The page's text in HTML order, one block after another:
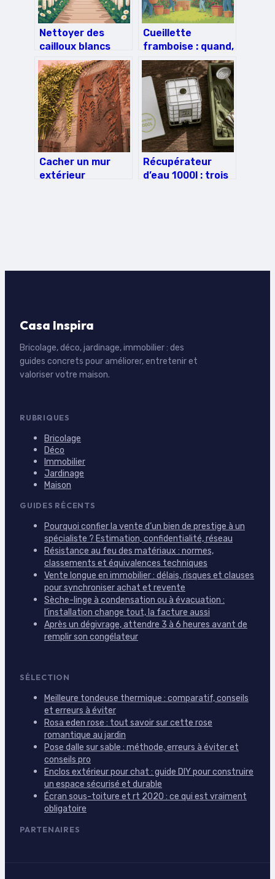
Nettoyer des
cailloux blancs
avec javel sans les
abîmer
Cueillette
framboise : quand,
où et comment
bien s’y prendre
Cacher un mur
extérieur
Récupérateur
d’eau 1000l : trois
Casa Inspira
Bricolage, déco, jardinage, immobilier : des
guides concrets pour améliorer, entretenir et
valoriser votre maison.
RUBRIQUES
Bricolage
Déco
Immobilier
Jardinage
Maison
GUIDES RÉCENTS
Pourquoi confier la vente d’un bien de prestige à un
spécialiste ? Estimation, confidentialité, réseau
Résistance au feu des matériaux : normes,
classements et équivalences techniques
Vente longue en immobilier : délais, risques et clauses
pour synchroniser achat et revente
Sèche-linge à condensation ou à évacuation :
l’installation change tout, la facture aussi
Après un dégivrage, attendre 3 à 6 heures avant de
remplir son congélateur
SÉLECTION
Meilleure tondeuse thermique : comparatif, conseils
et erreurs à éviter
Rosa eden rose : tout savoir sur cette rose
romantique au jardin
Pose dalle sur sable : méthode, erreurs à éviter et
conseils pro
Enclos extérieur pour chat : guide DIY pour construire
un espace sécurisé et durable
Écran sous-toiture et rt 2020 : ce qui est vraiment
obligatoire
PARTENAIRES